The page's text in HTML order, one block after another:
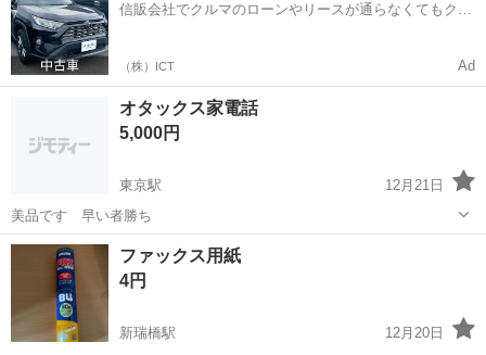
信販会社でクルマのローンやリースが通らなくてもクル
（株）ICT Ad
オタックス家電話
5,000円
東京駅
12月21日
美品です 早い者勝ち
愛知 名古屋市 東京駅 電話、ＦＡＸ
ファックス用紙
4円
新瑞橋駅
12月20日